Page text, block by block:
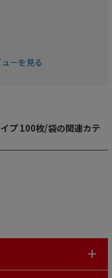
ーを見る
プ 100枚/袋の関連カテ